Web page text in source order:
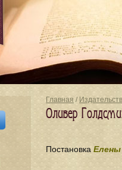
Главная /
Оливер
Постановка